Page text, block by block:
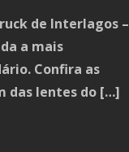
de Interlagos –
a mais
Confira as
das lentes do […]